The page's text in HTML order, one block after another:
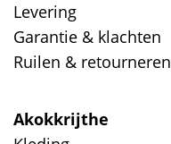
Levering
Garantie & klachten
Ruilen & retourneren
Akokkrijthe